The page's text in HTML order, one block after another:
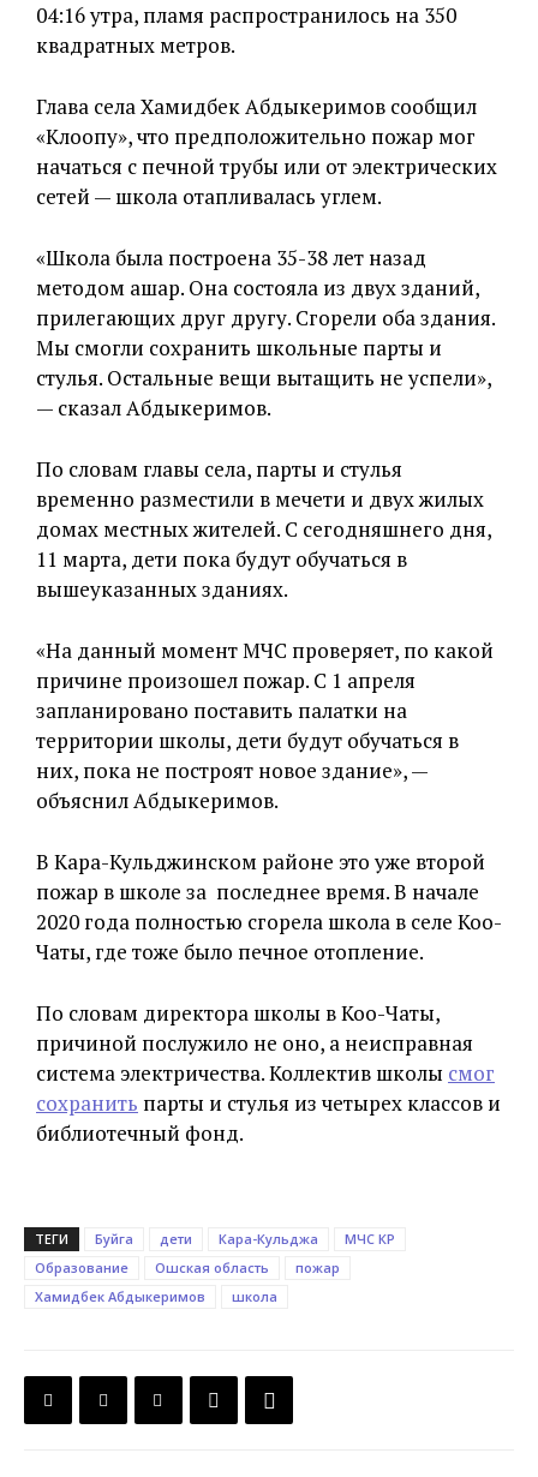
04:16 утра, пламя распространилось на 350
квадратных метров.
Глава села Хамидбек Абдыкеримов сообщил
«Клоопу», что предположительно пожар мог
начаться с печной трубы или от электрических
сетей — школа отапливалась углем.
«Школа была построена 35-38 лет назад
методом ашар. Она состояла из двух зданий,
прилегающих друг другу. Сгорели оба здания.
Мы смогли сохранить школьные парты и
стулья. Остальные вещи вытащить не успели»,
— сказал Абдыкеримов.
По словам главы села, парты и стулья
временно разместили в мечети и двух жилых
домах местных жителей. С сегодняшнего дня,
11 марта, дети пока будут обучаться в
вышеуказанных зданиях.
«На данный момент МЧС проверяет, по какой
причине произошел пожар. С 1 апреля
запланировано поставить палатки на
территории школы, дети будут обучаться в
них, пока не построят новое здание», —
объяснил Абдыкеримов.
В Кара-Кульджинском районе это уже второй
пожар в школе за последнее время. В начале
2020 года полностью сгорела школа в селе Коо-
Чаты, где тоже было печное отопление.
По словам директора школы в Коо-Чаты,
причиной послужило не оно, а неисправная
система электричества. Коллектив школы смог
сохранить парты и стулья из четырех классов и
библиотечный фонд.
ТЕГИ Буйга дети Кара-Кульджа
МЧС КР
Образование
Ошская область
пожар
Хамидбек Абдыкеримов
школа